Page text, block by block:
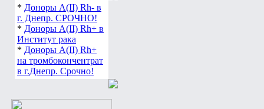
* Доноры А(ІІ) Rh- в
г. Днепр. СРОЧНО!
* Доноры А(ІІ) Rh+ в
Институт рака
* Доноры А(ІІ) Rh+
на тромбокончентрат
в г.Днепр. Срочно!